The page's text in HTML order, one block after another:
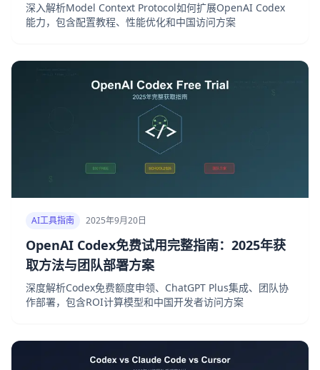
深入解析Model Context Protocol如何扩展OpenAI Codex
能力，包含配置教程、性能优化和中国访问方案
AI工具指南 2025年9月20日
OpenAI Codex免费试用完整指南：2025年获
取方法与团队部署方案
深度解析Codex免费额度申领、ChatGPT Plus集成、团队协
作部署，包含ROI计算模型和中国开发者访问方案